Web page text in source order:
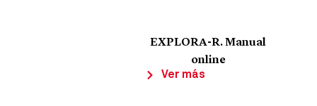
EXPLORA-R. Manual
online
Ver más